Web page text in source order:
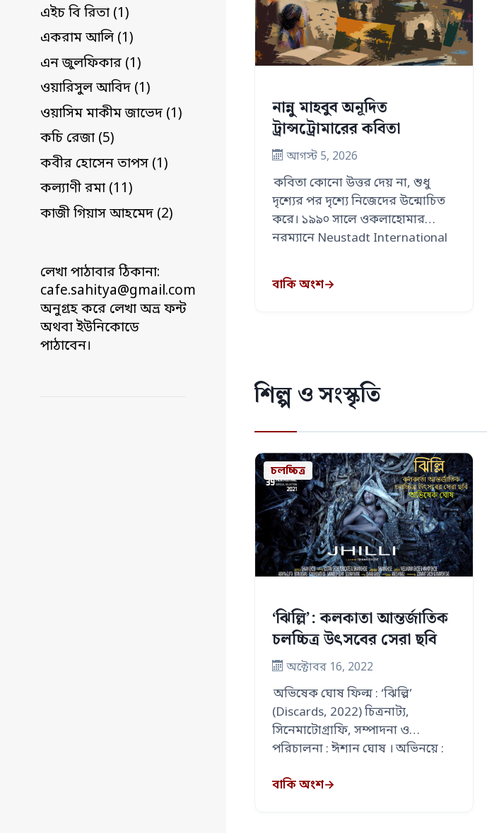
এইচ বি রিতা (1)
একরাম আলি (1)
এন জুলফিকার (1)
ওয়ারিসুল আবিদ (1)
ওয়াসিম মাকীম জাভেদ (1)
কচি রেজা (5)
কবীর হোসেন তাপস (1)
কল্যাণী রমা (11)
কাজী গিয়াস আহমেদ (2)
লেখা পাঠাবার ঠিকানা:
cafe.sahitya@gmail.com
অনুগ্রহ করে লেখা অভ্র ফন্ট
অথবা ইউনিকোডে
পাঠাবেন।
নান্নু মাহবুব অনূদিত
ট্রান্সট্রোমারের কবিতা
আগস্ট 5, 2026
কবিতা কোনো উত্তর দেয় না, শুধু
দৃশ্যের পর দৃশ্যে নিজেদের উন্মোচিত
করে। ১৯৯০ সালে ওকলাহোমার
নরম্যানে Neustadt International
বাকি অংশ→
শিল্প ও সংস্কৃতি
চলচ্চিত্র
‘ঝিল্লি’: কলকাতা আন্তর্জাতিক
চলচ্চিত্র উৎসবের সেরা ছবি
অক্টোবর 16, 2022
অভিষেক ঘোষ ফিল্ম : ‘ঝিল্লি’
(Discards, 2022) চিত্রনাট্য,
সিনেমাটোগ্রাফি, সম্পাদনা ও
পরিচালনা : ঈশান ঘোষ । অভিনয়ে :
বাকি অংশ→